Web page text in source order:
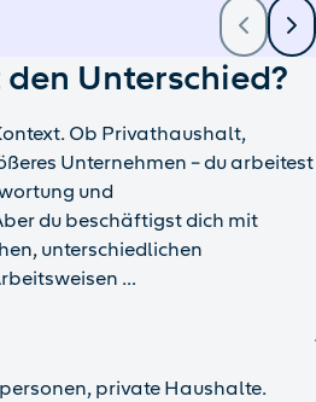
Unterschied?
Ob Privathaushalt,
Unternehmen – du arbeitest
und
du beschäftigst dich mit
unterschiedlichen
…
private Haushalte.